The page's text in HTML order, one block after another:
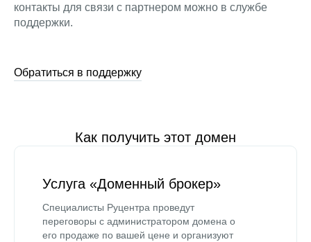
контакты для связи с партнером можно в службе
поддержки.
Обратиться в поддержку
Как получить этот домен
Услуга «Доменный брокер»
Специалисты Руцентра проведут
переговоры с администратором домена о
его продаже по вашей цене и организуют